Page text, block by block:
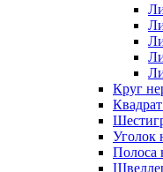
Круг
Уголок
Полоса